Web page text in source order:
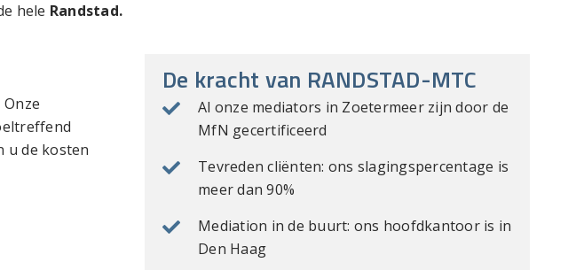
hele Randstad.
u de kosten
De kracht van RANDSTAD-MTC
Al onze mediators in Zoetermeer zijn door de
MfN gecertificeerd
Tevreden cliënten: ons slagingspercentage is
meer dan 90%
Mediation in de buurt: ons hoofdkantoor is in
Den Haag